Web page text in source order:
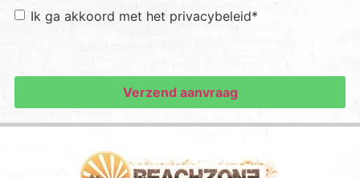
Toestemming*
Ik ga akkoord met het privacybeleid*